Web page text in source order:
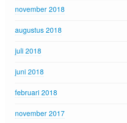
november 2018
augustus 2018
juli 2018
juni 2018
februari 2018
november 2017